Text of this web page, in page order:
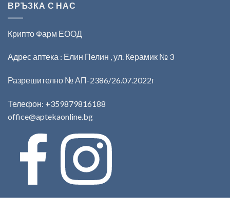
ВРЪЗКА С НАС
Крипто Фарм ЕООД
Адрес аптека : Елин Пелин , ул. Керамик № 3
Разрешително № АП-2386/26.07.2022г
Телефон: +359879816188
office@aptekaonline.bg